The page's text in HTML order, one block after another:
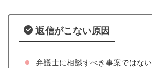
返信がこない原因
弁護士に相談すべき事案ではない